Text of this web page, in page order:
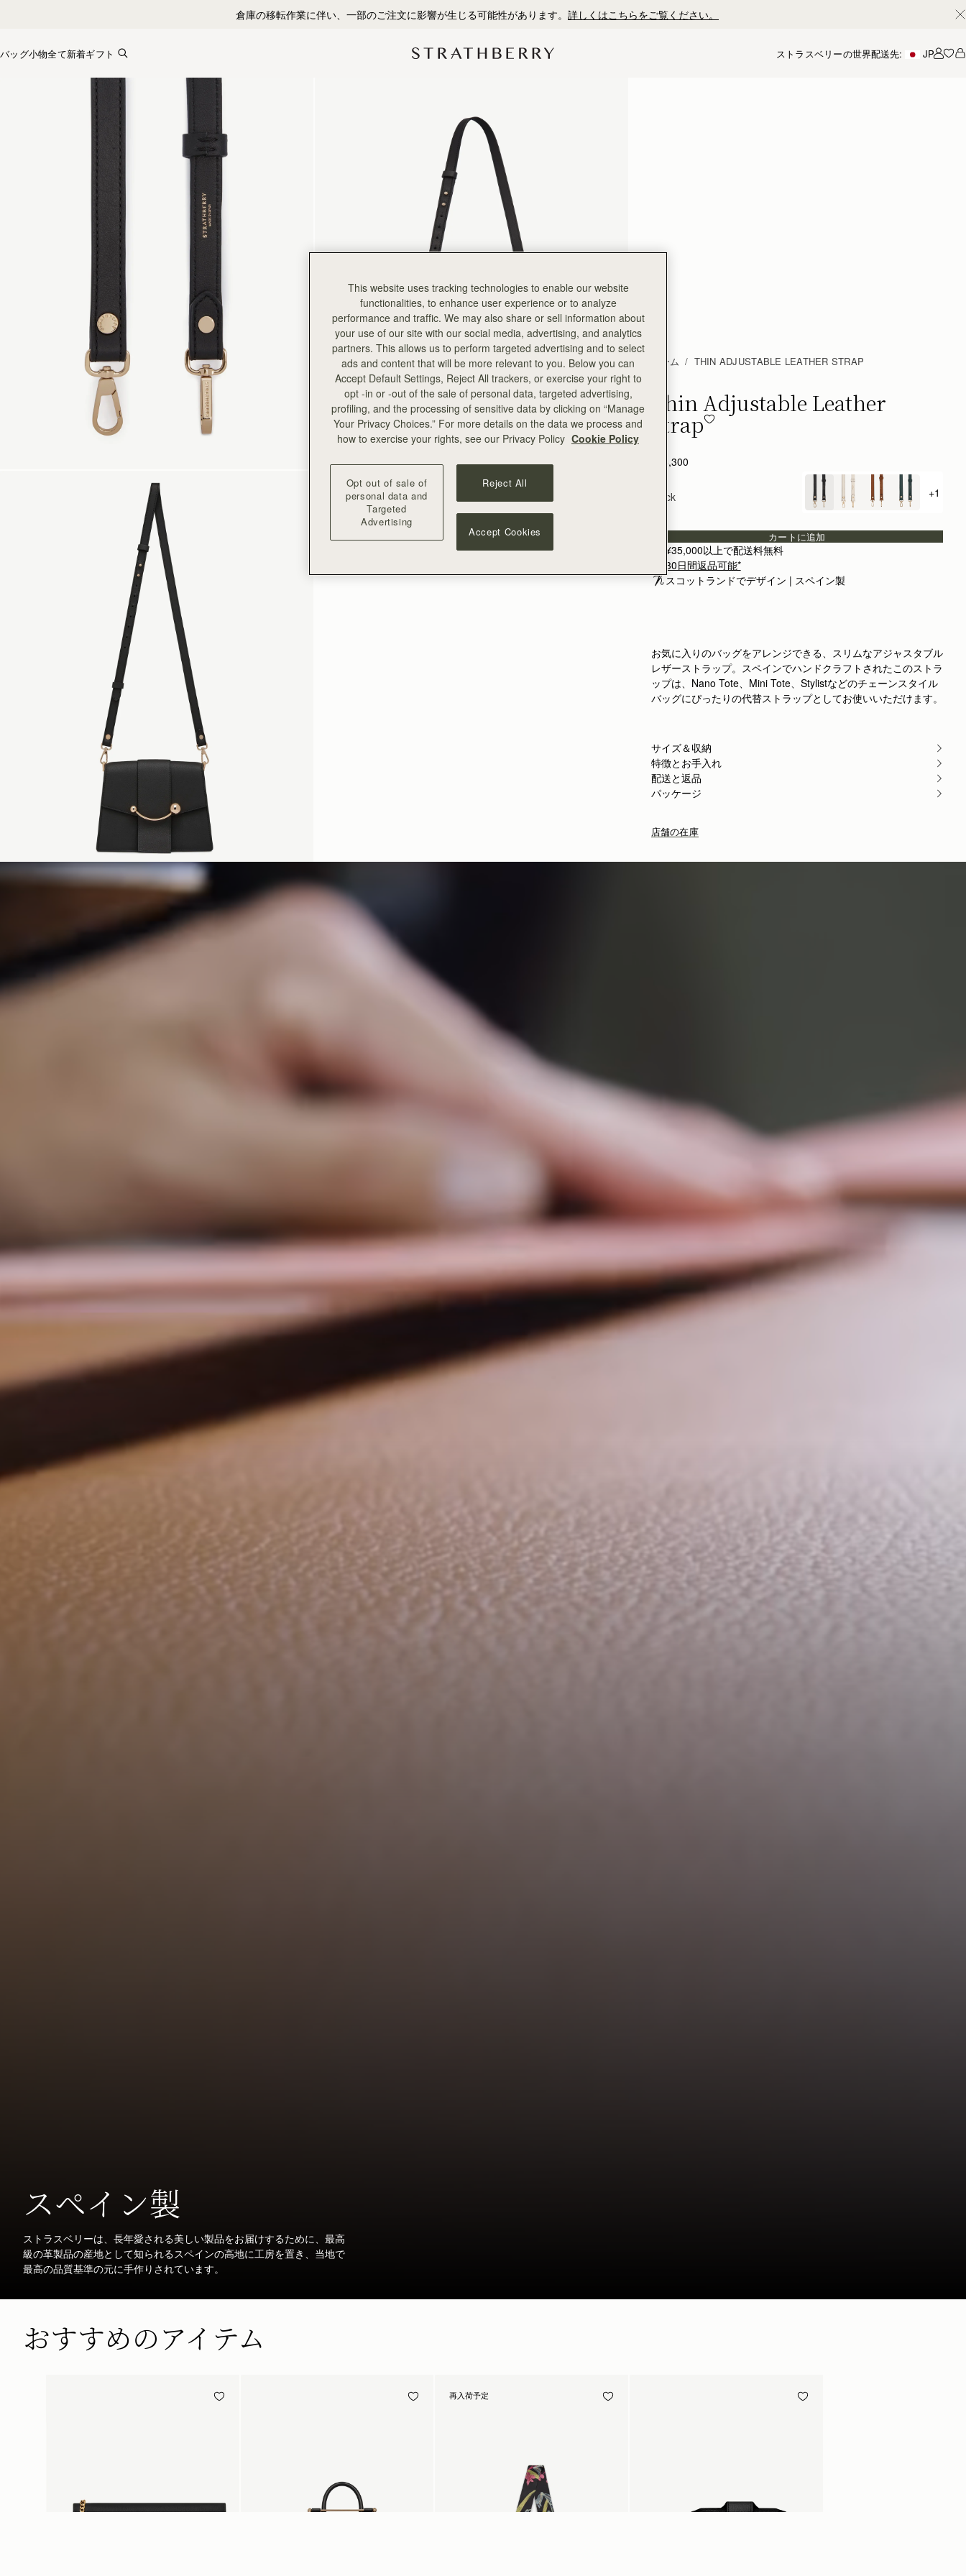
初回購入10%OFF*
バッグ小物全て新着ギフト ストラスベリーの世界配送先: JP アカ
ホーム THIN ADJUSTABLE LEATHER STRAP
Thin Adjustable Leather Strap - Black
Thin Adjustable Leather
Strap
¥14,300
Black +
+1
カートに追加
¥35,000以上で配送料無料
30日間返品可能*
スコットランドでデザイン | スペイン製
お気に入りのバッグをアレンジできる、スリムなアジャスタブル
レザーストラップ。スペインでハンドクラフトされたこのストラ
ップは、Nano Tote、Mini Tote、Stylistなどのチェーンスタイル
バッグにぴったりの代替ストラップとしてお使いいただけます。
サイズ＆収納
特徴とお手入れ
配送と返品
パッケージ
店舗の在庫
スペイン製
ストラスベリーは、長年愛される美しい製品をお届けするために、最高
級の革製品の産地として知られるスペインの高地に工房を置き、当地で
最高の品質基準の元に手作りされています。
おすすめのアイテム
再入荷予定
This website uses tracking technologies to enable our website
functionalities, to enhance user experience or to analyze
performance and traffic. We may also share or sell information about
your use of our site with our social media, advertising, and analytics
partners. This allows us to perform targeted advertising and to select
ads and content that will be more relevant to you. Below you can
Accept Default Settings, Reject All trackers, or exercise your right to
opt -in or -out of the sale of personal data, targeted advertising,
profiling, and the processing of sensitive data by clicking on “Manage
Your Privacy Choices.” For more details on the data we process and
how to exercise your rights, see our Privacy Policy Cookie Policy
Opt out of sale of
personal data and
Targeted
Advertising
Reject All
Accept Cookies